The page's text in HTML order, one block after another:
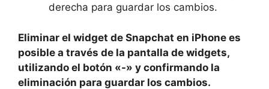
derecha para guardar los cambios.
Eliminar el widget de Snapchat en iPhone es
posible a través de la pantalla de ‌widgets,
⁤utilizando el botón «-» ⁣y confirmando la⁤
eliminación ​para guardar los ⁣cambios.